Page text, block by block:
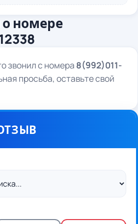
номере
звонил с номера 8(992)011-
просьба, оставьте свой